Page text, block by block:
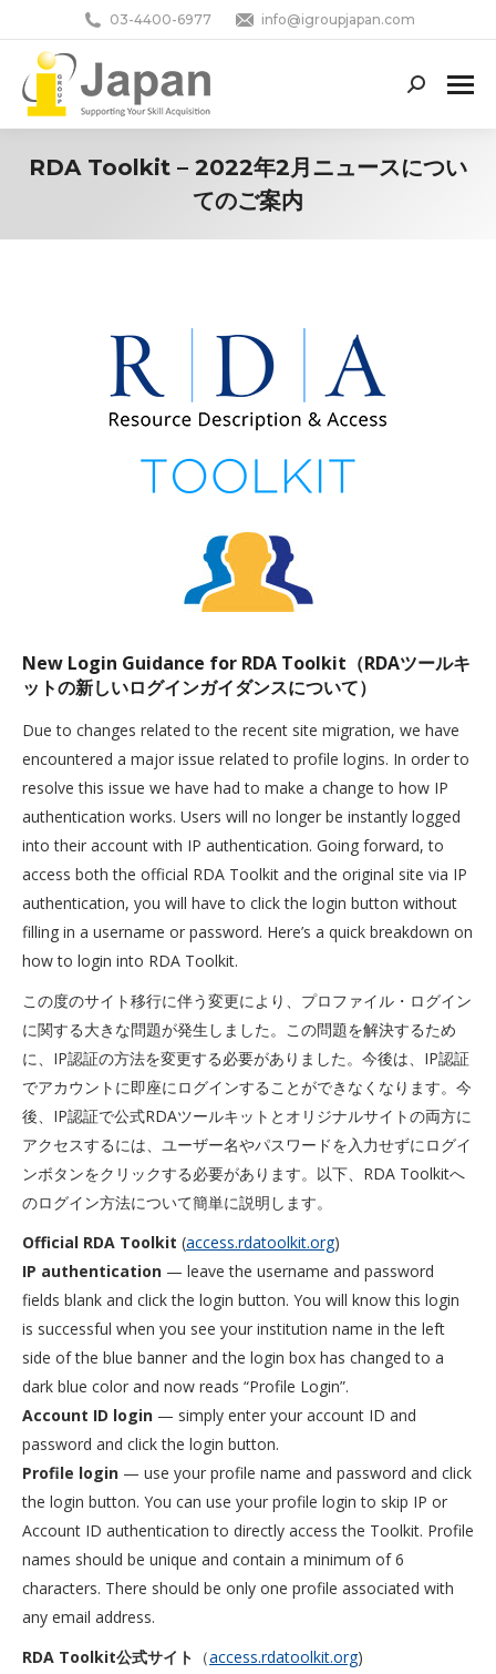
03-4400-6977 info@igroupjapan.com
Search:
RDA Toolkit – 2022年2月ニュースについ
てのご案内
New Login Guidance for RDA Toolkit（RDAツールキ
ットの新しいログインガイダンスについて）
Due to changes related to the recent site migration, we have
encountered a major issue related to profile logins. In order to
resolve this issue we have had to make a change to how IP
authentication works. Users will no longer be instantly logged
into their account with IP authentication. Going forward, to
access both the official RDA Toolkit and the original site via IP
authentication, you will have to click the login button without
filling in a username or password. Here’s a quick breakdown on
how to login into RDA Toolkit.
この度のサイト移行に伴う変更により、プロファイル・ログイン
に関する大きな問題が発生しました。この問題を解決するため
に、IP認証の方法を変更する必要がありました。今後は、IP認証
でアカウントに即座にログインすることができなくなります。今
後、IP認証で公式RDAツールキットとオリジナルサイトの両方に
アクセスするには、ユーザー名やパスワードを入力せずにログイ
ンボタンをクリックする必要があります。以下、RDA Toolkitへ
のログイン方法について簡単に説明します。
Official RDA Toolkit (access.rdatoolkit.org)
IP authentication — leave the username and password
fields blank and click the login button. You will know this login
is successful when you see your institution name in the left
side of the blue banner and the login box has changed to a
dark blue color and now reads “Profile Login”.
Account ID login — simply enter your account ID and
password and click the login button.
Profile login — use your profile name and password and click
the login button. You can use your profile login to skip IP or
Account ID authentication to directly access the Toolkit. Profile
names should be unique and contain a minimum of 6
characters. There should be only one profile associated with
any email address.
RDA Toolkit公式サイト （access.rdatoolkit.org)